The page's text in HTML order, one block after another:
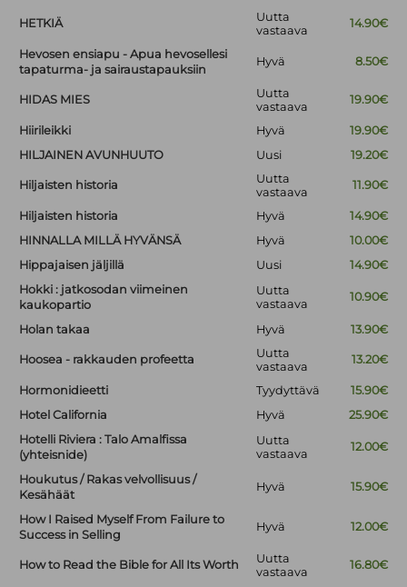
HETKIÄ
Uutta
vastaava
14.90€
Hevosen ensiapu - Apua hevosellesi
tapaturma- ja sairaustapauksiin
Hyvä 8.50€
HIDAS MIES
Uutta
vastaava
19.90€
Hiirileikki Hyvä
19.90€
HILJAINEN AVUNHUUTO
Uusi 19.20€
Hiljaisten historia
Uutta
vastaava
11.90€
Hiljaisten historia Hyvä
14.90€
HINNALLA MILLÄ HYVÄNSÄ
Hyvä
10.00€
Hippajaisen jäljillä
Uusi
14.90€
Hokki : jatkosodan viimeinen
kaukopartio
Uutta
vastaava
10.90€
Holan takaa Hyvä 13.90€
Hoosea - rakkauden profeetta
Uutta
vastaava
13.20€
Hormonidieetti Tyydyttävä
15.90€
Hotel California
Hyvä
25.90€
Hotelli Riviera : Talo Amalfissa
(yhteisnide)
Uutta
vastaava
12.00€
Houkutus / Rakas velvollisuus /
Kesähäät
Hyvä 15.90€
How I Raised Myself From Failure to
Success in Selling
Hyvä 12.00€
How to Read the Bible for All Its Worth
Uutta
vastaava
16.80€